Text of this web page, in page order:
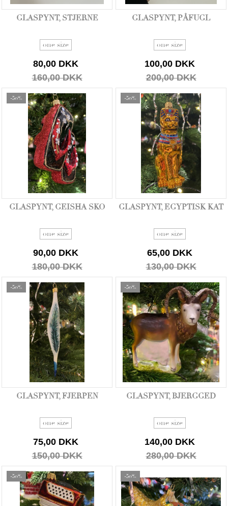
GLASPYNT, STJERNE
one size
80,00 DKK
160,00 DKK
GLASPYNT, PÅFUGL
one size
100,00 DKK
200,00 DKK
-50%
GLASPYNT, GEISHA SKO
one size
90,00 DKK
180,00 DKK
-50%
GLASPYNT, EGYPTISK KAT
one size
65,00 DKK
130,00 DKK
-50%
GLASPYNT, FJERPEN
one size
75,00 DKK
150,00 DKK
-50%
GLASPYNT, BJERGGED
one size
140,00 DKK
280,00 DKK
-50% -50%